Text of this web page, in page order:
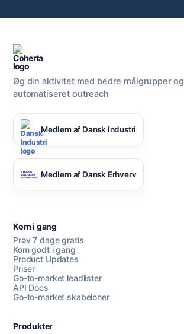
Øg din aktivitet med bedre målgrupper og
automatiseret outreach
Medlem af Dansk Industri
Medlem af Dansk Erhverv
Kom i gang
Prøv 7 dage gratis
Kom godt i gang
Product Updates
Priser
Go-to-market leadlister
API Docs
Go-to-market skabeloner
Produkter